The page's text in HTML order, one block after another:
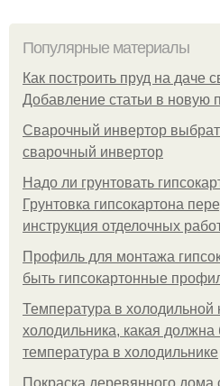
Популярные материалы
Как построить пруд на даче
Добавление статьи в новую
Сварочный инвертор
сварочный инвертор
Надо ли грунтовать
Грунтовка гипсокартона
инструкция отделочных
Профиль для монтажа
быть гипсокартонные
Температура в холодильной
холодильника, какая
температура в холодильнике
Покраска деревянного дома